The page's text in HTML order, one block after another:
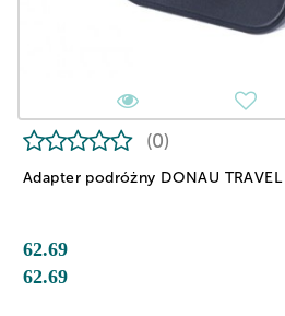
Adapter podróżny DONAU
(0)
62.69
62.69